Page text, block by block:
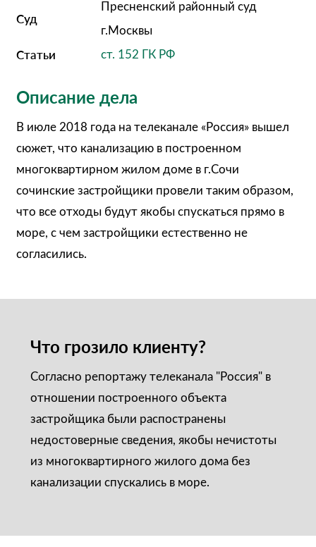
Суд
Пресненский районный суд
г.Москвы
Статьи ст. 152 ГК РФ
Описание дела
В июле 2018 года на телеканале «Россия» вышел
сюжет, что канализацию в построенном
многоквартирном жилом доме в г.Сочи
сочинские застройщики провели таким образом,
что все отходы будут якобы спускаться прямо в
море, с чем застройщики естественно не
согласились.
Что грозило клиенту?
Согласно репортажу телеканала "Россия" в
отношении построенного объекта
застройщика были распостранены
недостоверные сведения, якобы нечистоты
из многоквартирного жилого дома без
канализации спускались в море.